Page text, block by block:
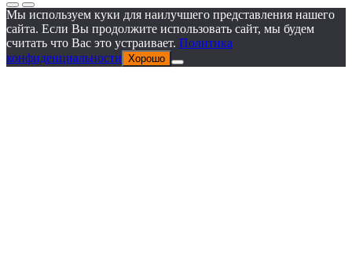
Мы используем куки для наилучшего представления нашего
сайта. Если Вы продолжите использовать сайт, мы будем
считать что Вас это устраивает. Политика
конфиденциальности Хорошо